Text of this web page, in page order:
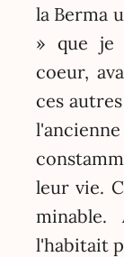
la Berma
» que je
coeur,
ces
leur vie.
minable.
l'habitait